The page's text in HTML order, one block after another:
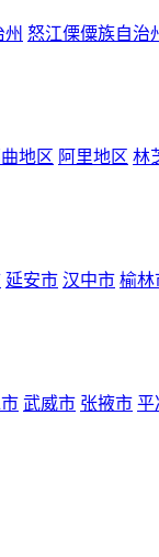
怒江傈僳族自治
地区 阿里地区 林
延安市 汉中市 榆林
武威市 张掖市 平